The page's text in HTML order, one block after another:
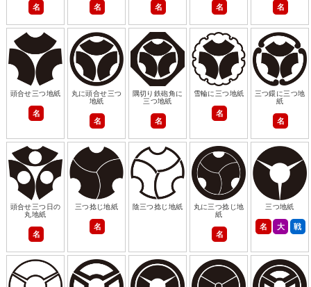
名 名 名 名 名
頭合せ三つ地紙
名
丸に頭合せ三つ
地紙
名
隅切り鉄砲角に
三つ地紙
名
雪輪に三つ地紙
名
三つ鐶に三つ地
紙
名
頭合せ三つ日の
丸地紙
名
三つ捻じ地紙
名
陰三つ捻じ地紙
丸に三つ捻じ地
紙
名
三つ地紙
名 大 戦